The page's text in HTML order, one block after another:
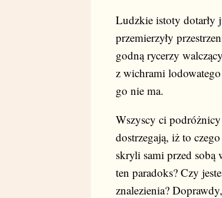
Ludzkie istoty dotarły
przemierzyły
godną rycerzy
z wichrami
go nie ma.
Wszyscy ci podróżnicy
dostrzegają, iż to
skryli sami przed sobą
ten paradoks? Czy
znalezienia?